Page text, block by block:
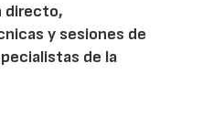
directo,
y sesiones de
de la